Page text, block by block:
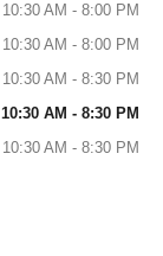
10:30 AM - 8:00 PM
10:30 AM - 8:00 PM
10:30 AM - 8:30 PM
10:30 AM - 8:30 PM
10:30 AM - 8:30 PM